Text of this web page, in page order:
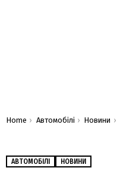
You are here:
Home Автомобілі Новини
АВТОМОБІЛІ НОВИНИ